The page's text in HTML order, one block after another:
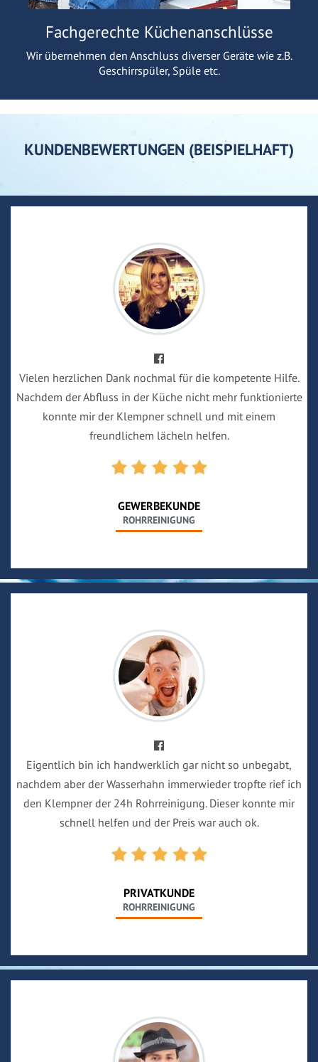
Fachgerechte Küchenanschlüsse
Wir übernehmen den Anschluss diverser Geräte wie z.B.
Geschirrspüler, Spüle etc.
KUNDENBEWERTUNGEN (BEISPIELHAFT)
Vielen herzlichen Dank nochmal für die kompetente Hilfe.
Nachdem der Abfluss in der Küche nicht mehr funktionierte
konnte mir der Klempner schnell und mit einem
freundlichem lächeln helfen.
GEWERBEKUNDE
ROHRREINIGUNG
Eigentlich bin ich handwerklich gar nicht so unbegabt,
nachdem aber der Wasserhahn immerwieder tropfte rief ich
den Klempner der 24h Rohrreinigung. Dieser konnte mir
schnell helfen und der Preis war auch ok.
PRIVATKUNDE
ROHRREINIGUNG